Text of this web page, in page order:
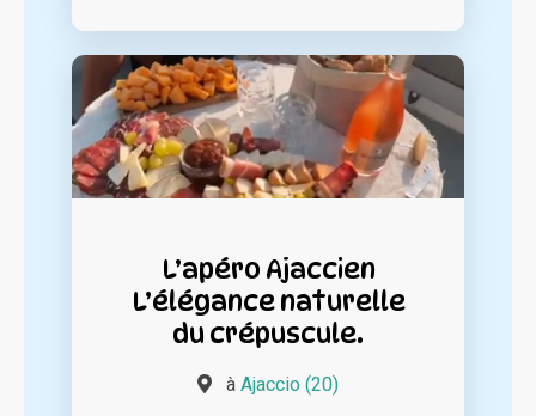
L’apéro Ajaccien
L’élégance naturelle
du crépuscule.
à Ajaccio (20)